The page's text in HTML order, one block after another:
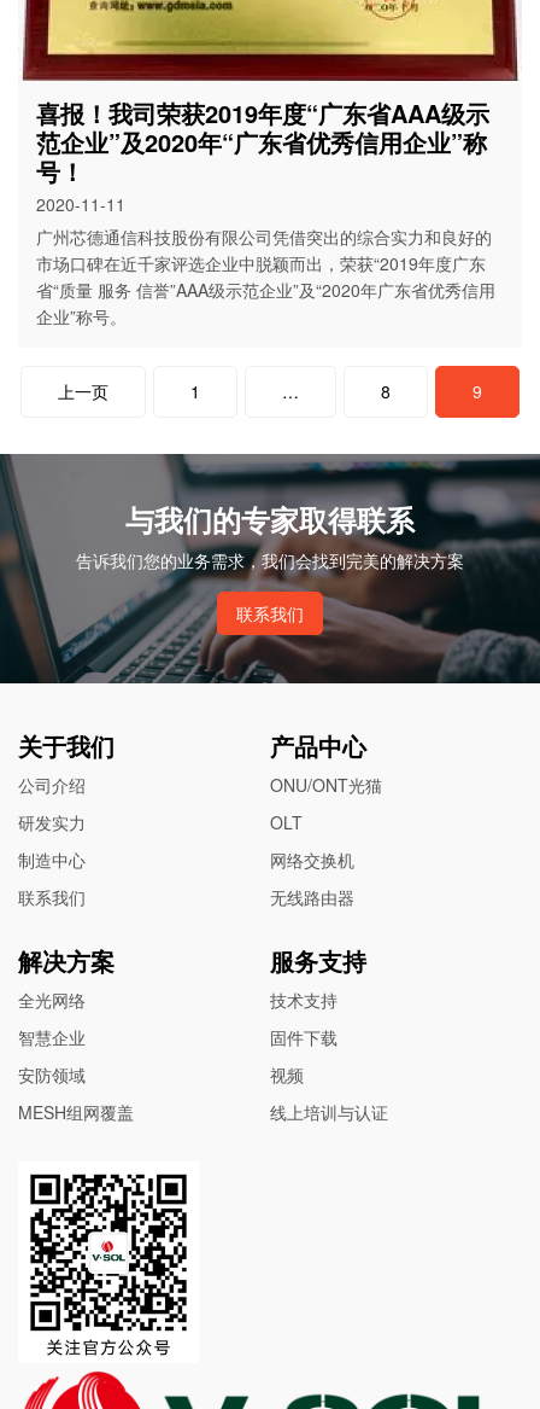
喜报！我司荣获2019年度“广东省AAA级示
范企业”及2020年“广东省优秀信用企业”称
号！
2020-11-11
广州芯德通信科技股份有限公司凭借突出的综合实力和良好的
市场口碑在近千家评选企业中脱颖而出，荣获“2019年度广东
省“质量 服务 信誉”AAA级示范企业”及“2020年广东省优秀信用
企业”称号。
上一页 1 … 8 9
与我们的专家取得联系
告诉我们您的业务需求，我们会找到完美的解决方案
联系我们
关于我们
公司介绍
研发实力
制造中心
联系我们
产品中心
ONU/ONT光猫
OLT
网络交换机
无线路由器
解决方案
全光网络
智慧企业
安防领域
MESH组网覆盖
服务支持
技术支持
固件下载
视频
线上培训与认证